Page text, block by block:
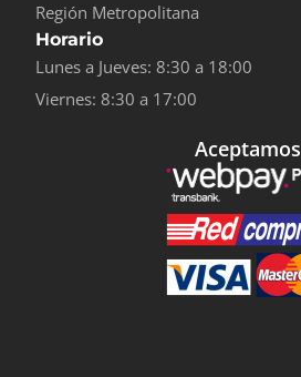
Región Metropolitana
Horario
Lunes a Jueves: 8:30 a 18:00
Viernes: 8:30 a 17:00
Aceptamos